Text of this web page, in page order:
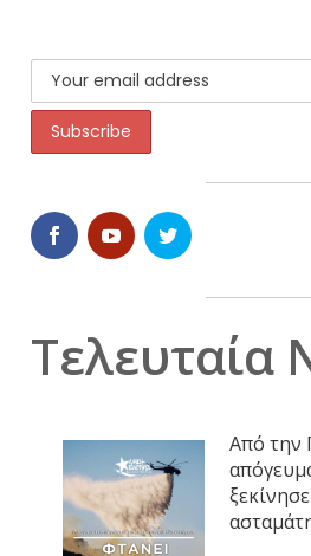
Τελευταία
Από την